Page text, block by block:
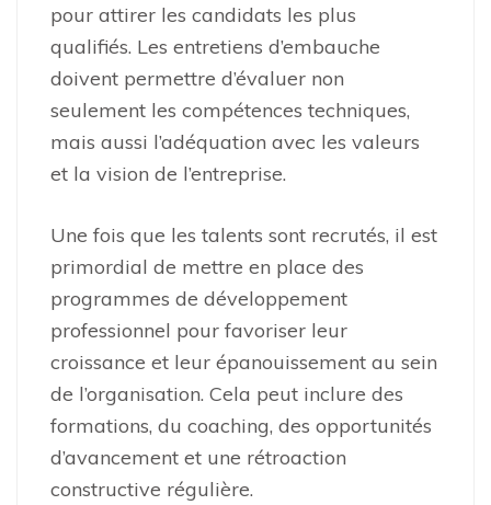
pour attirer les candidats les plus
qualifiés. Les entretiens d’embauche
doivent permettre d’évaluer non
seulement les compétences techniques,
mais aussi l’adéquation avec les valeurs
et la vision de l’entreprise.
Une fois que les talents sont recrutés, il est
primordial de mettre en place des
programmes de développement
professionnel pour favoriser leur
croissance et leur épanouissement au sein
de l’organisation. Cela peut inclure des
formations, du coaching, des opportunités
d’avancement et une rétroaction
constructive régulière.